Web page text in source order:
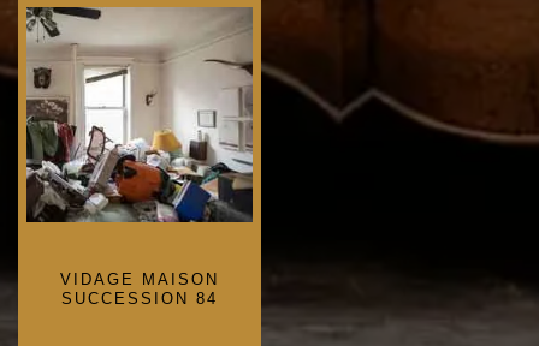
VIDAGE MAISON
SUCCESSION 84